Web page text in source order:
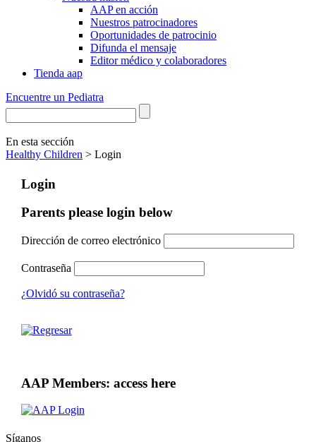
AAP en acción
Nuestros patrocinadores
Oportunidades de patrocinio
Difunda el mensaje
Editor médico y colaboradores
Tienda aap
Encuentre un Pediatra
En esta sección
Healthy Children > Login
Login
Parents please login below
Dirección de correo electrónico
Contraseña
¿Olvidó su contraseña?
AAP Members: access here
Síganos